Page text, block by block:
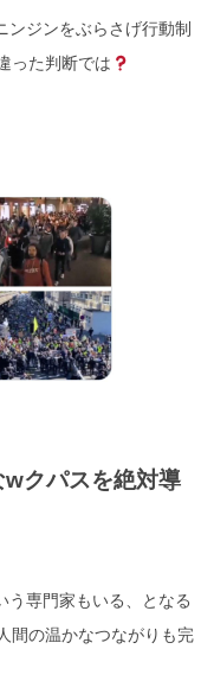
ンジンをぶらさげ行動制
った判断では
クパスを絶対導
う専門家もいる、となる
間の温かなつながりも完